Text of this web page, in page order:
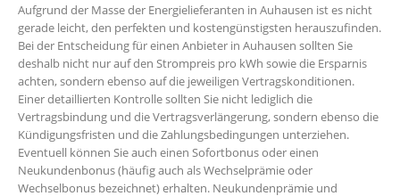
Aufgrund der Masse der Energielieferanten in Auhausen ist es nicht
gerade leicht, den perfekten und kostengünstigsten herauszufinden.
Bei der Entscheidung für einen Anbieter in Auhausen sollten Sie
deshalb nicht nur auf den Strompreis pro kWh sowie die Ersparnis
achten, sondern ebenso auf die jeweiligen Vertragskonditionen.
Einer detaillierten Kontrolle sollten Sie nicht lediglich die
Vertragsbindung und die Vertragsverlängerung, sondern ebenso die
Kündigungsfristen und die Zahlungsbedingungen unterziehen.
Eventuell können Sie auch einen Sofortbonus oder einen
Neukundenbonus (häufig auch als Wechselprämie oder
Wechselbonus bezeichnet) erhalten. Neukundenprämie und